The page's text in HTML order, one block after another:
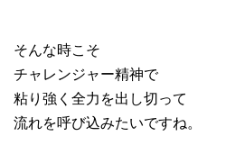
そんな時こそ
チャレンジャー精神で
粘り強く全力を出し切って
流れを呼び込みたいですね。